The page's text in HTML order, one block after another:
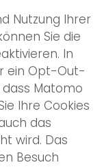
Nutzung Ihrer
Sie die
In
ein Opt-Out-
Matomo
Ihre Cookies
das
wird. Das
Besuch